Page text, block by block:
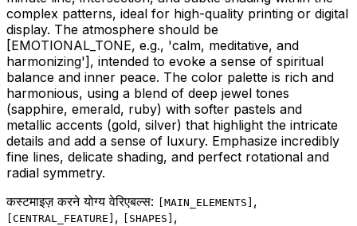
complex patterns, ideal for high-quality printing or digital
display. The atmosphere should be
[EMOTIONAL_TONE, e.g., 'calm, meditative, and
harmonizing'], intended to evoke a sense of spiritual
balance and inner peace. The color palette is rich and
harmonious, using a blend of deep jewel tones
(sapphire, emerald, ruby) with softer pastels and
metallic accents (gold, silver) that highlight the intricate
details and add a sense of luxury. Emphasize incredibly
fine lines, delicate shading, and perfect rotational and
radial symmetry.
कस्टमाइज़ करने योग्य वेरिएबल्स:
MAIN_ELEMENTS ,
CENTRAL_FEATURE , SHAPES ,